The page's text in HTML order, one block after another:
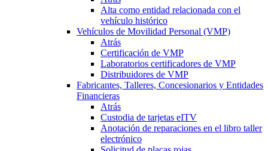
Alta como entidad relacionada con el
vehículo histórico
Vehículos de Movilidad Personal (VMP)
Atrás
Certificación de VMP
Laboratorios certificadores de VMP
Distribuidores de VMP
Fabricantes, Talleres, Concesionarios y Entidades
Financieras
Atrás
Custodia de tarjetas eITV
Anotación de reparaciones en el libro taller
electrónico